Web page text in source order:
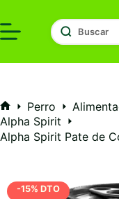
al
contenido
Inicio
Perro
Alpha Spirit
Alpha Spirit Pate de
-15% DTO